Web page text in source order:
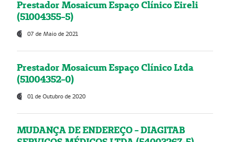
Prestador Mosaicum Espaço Clínico Eireli
(51004355-5)
07 de Maio de 2021
Prestador Mosaicum Espaço Clínico Ltda
(51004352-0)
01 de Outubro de 2020
MUDANÇA DE ENDEREÇO - DIAGITAB